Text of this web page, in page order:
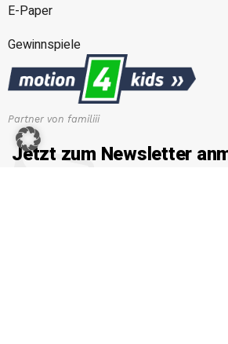
E-Paper
Gewinnspiele
Partner von familiii
Jetzt zum Newsletter